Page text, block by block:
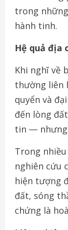
trong
hành tinh.
Hệ quả địa
Khi nghĩ về
thường liên
quyển và
đến lòng
tin — nhưng
Trong
nghiên cứu
hiện tượng
đất, sóng
chứng là